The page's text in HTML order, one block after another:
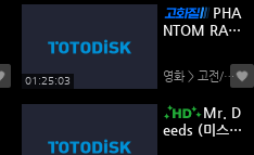
01:25:03
PHA
NTOM RAC
이서) Hollyw
ood Action
영화 > 고전/명작
Mr. D
eeds (미스터